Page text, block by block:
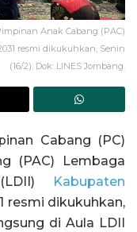
Anak Cabang (PAC)
resmi dikukuhkan, Senin
(16/2). Dok: LINES Jombang.
Cabang (PC)
(PAC) Lembaga
Kabupaten
resmi dikukuhkan,
di Aula LDII